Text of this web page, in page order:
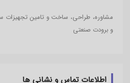
مشاوره، طراحی، ساخت و تامین تجهیزات
و برودت صنعتی
اطلاعات تماس و نشانی ‌ها